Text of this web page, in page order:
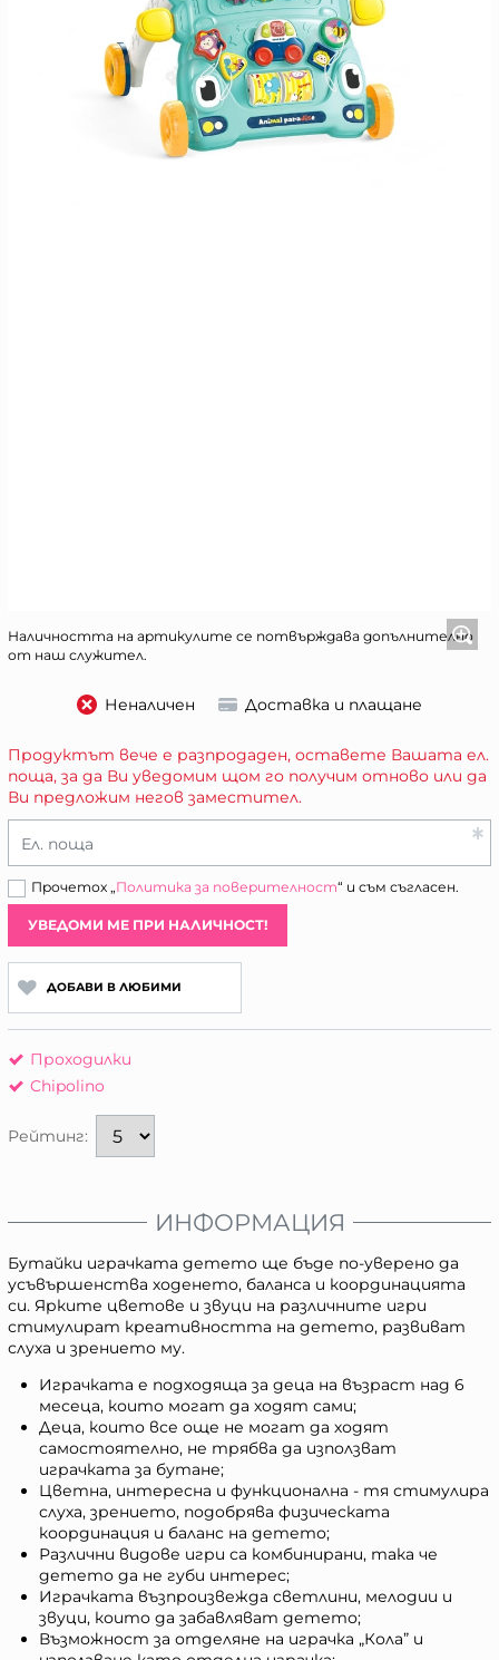
Наличността на артикулите се потвърждава допълнително
от наш служител.
Неналичен Доставка и плащане
Продуктът вече е разпродаден, оставете Вашата ел.
поща, за да Ви уведомим щом го получим отново или да
Ви предложим негов заместител.
Ел. поща
Прочетох „Политика за поверителност“ и съм съгласен.
УВЕДОМИ МЕ ПРИ НАЛИЧНОСТ!
ДОБАВИ В ЛЮБИМИ
Проходилки
Chipolino
Рейтинг:
ИНФОРМАЦИЯ
Бутайки играчката детето ще бъде по-уверено да
усъвършенства ходенето, баланса и координацията
си. Ярките цветове и звуци на различните игри
стимулират креативността на детето, развиват
слуха и зрението му.
Играчката е подходяща за деца на възраст над 6
месеца, които могат да ходят сами;
Деца, които все още не могат да ходят
самостоятелно, не трябва да използват
играчката за бутане;
Цветна, интересна и функционална - тя стимулира
слуха, зрението, подобрява физическата
координация и баланс на детето;
Различни видове игри са комбинирани, така че
детето да не губи интерес;
Играчката възпроизвежда светлини, мелодии и
звуци, които да забавляват детето;
Възможност за отделяне на играчка „Кола” и